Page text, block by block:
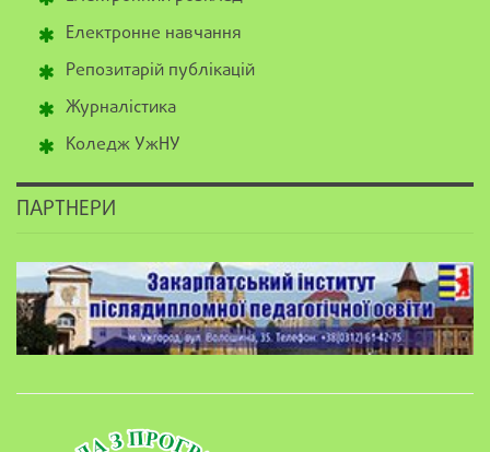
Електронне навчання
Репозитарій публікацій
Журналістика
Коледж УжНУ
ПАРТНЕРИ